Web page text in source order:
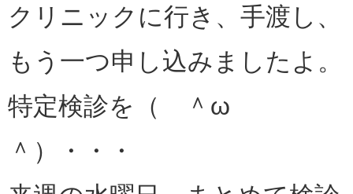
クリニックに行き、手渡し、
もう一つ申し込みましたよ。
特定検診を（ ＾ω
＾）・・・